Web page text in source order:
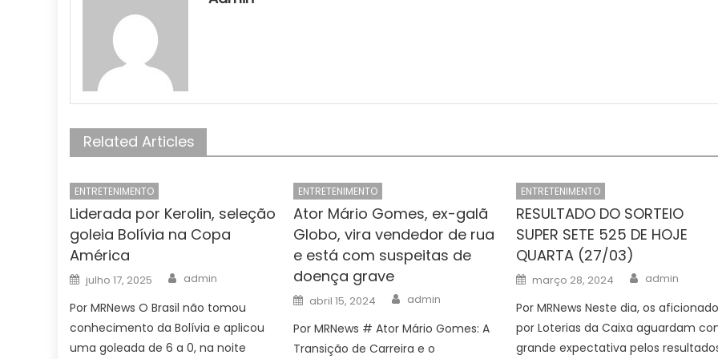
Related Articles
ENTRETENIMENTO
Liderada por Kerolin, seleção
goleia Bolívia na Copa
América
Posted
on
julho 17, 2025 Author
admin
Por MRNews O Brasil não tomou
conhecimento da Bolívia e aplicou
uma goleada de 6 a 0, na noite
ENTRETENIMENTO
Ator Mário Gomes, ex-galã
Globo, vira vendedor de rua
e está com suspeitas de
doença grave
Posted
on
abril 15, 2024 Author
admin
Por MRNews # Ator Mário Gomes: A
Transição de Carreira e o
ENTRETENIMENTO
RESULTADO DO SORTEIO
SUPER SETE 525 DE HOJE
QUARTA (27/03)
Posted
on
março 28, 2024 Author
admin
Por MRNews Neste dia, os
por Loterias da Caixa aguardam
grande expectativa pelos